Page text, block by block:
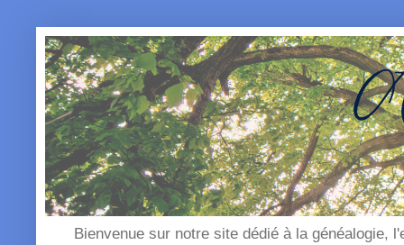
Bienvenue sur notre site dédié à la généalogie,